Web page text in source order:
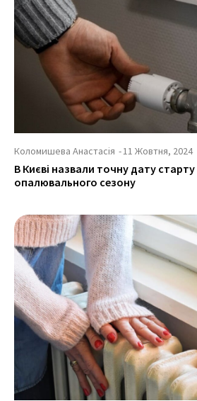
Коломишева Анастасія -11 Жовтня, 2024
В Києві назвали точну дату старту
опалювального сезону